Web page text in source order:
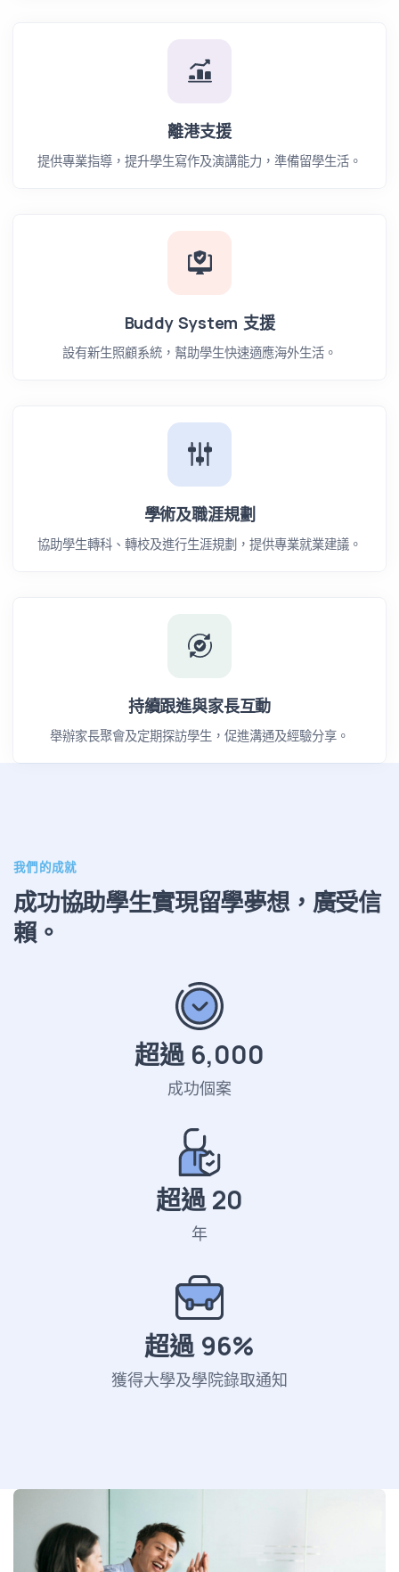
離港支援
提供專業指導，提升學生寫作及演講能力，準備留學生活。
Buddy System 支援
設有新生照顧系統，幫助學生快速適應海外生活。
學術及職涯規劃
協助學生轉科、轉校及進行生涯規劃，提供專業就業建議。
持續跟進與家長互動
舉辦家長聚會及定期探訪學生，促進溝通及經驗分享。
我們的成就
成功協助學生實現留學夢想，廣受信
賴。
超過 6,000
成功個案
超過 20
年
超過 96%
獲得大學及學院錄取通知